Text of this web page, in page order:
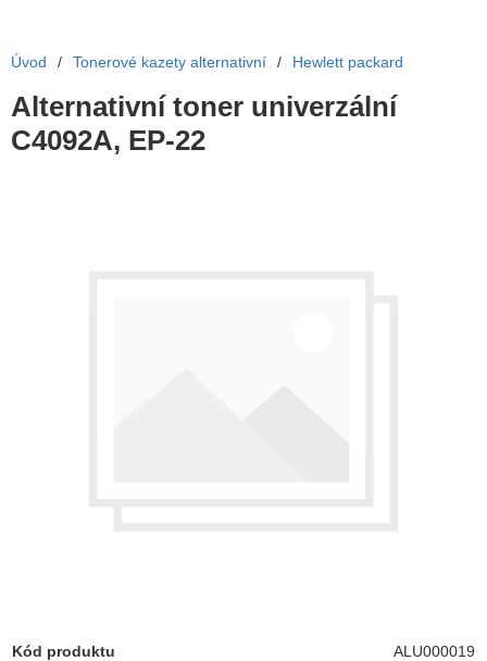
Úvod / Tonerové kazety alternativní / Hewlett packard
Alternativní toner univerzální
C4092A, EP-22
Kód produktu
ALU000019